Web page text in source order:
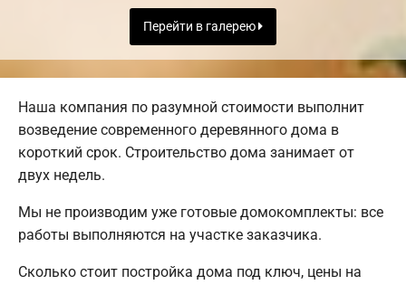
Перейти в галерею
Наша компания по разумной стоимости выполнит
возведение современного деревянного дома в
короткий срок. Строительство дома занимает от
двух недель.
Мы не производим уже готовые домокомплекты: все
работы выполняются на участке заказчика.
Сколько стоит постройка дома под ключ, цены на